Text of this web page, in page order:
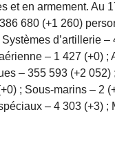
et en armement. Au
680 (+1 260)
d’artillerie
– 1 427 (+0)
– 355 593 (+2
; Sous-marins – 2
– 4 303 (+3) ;